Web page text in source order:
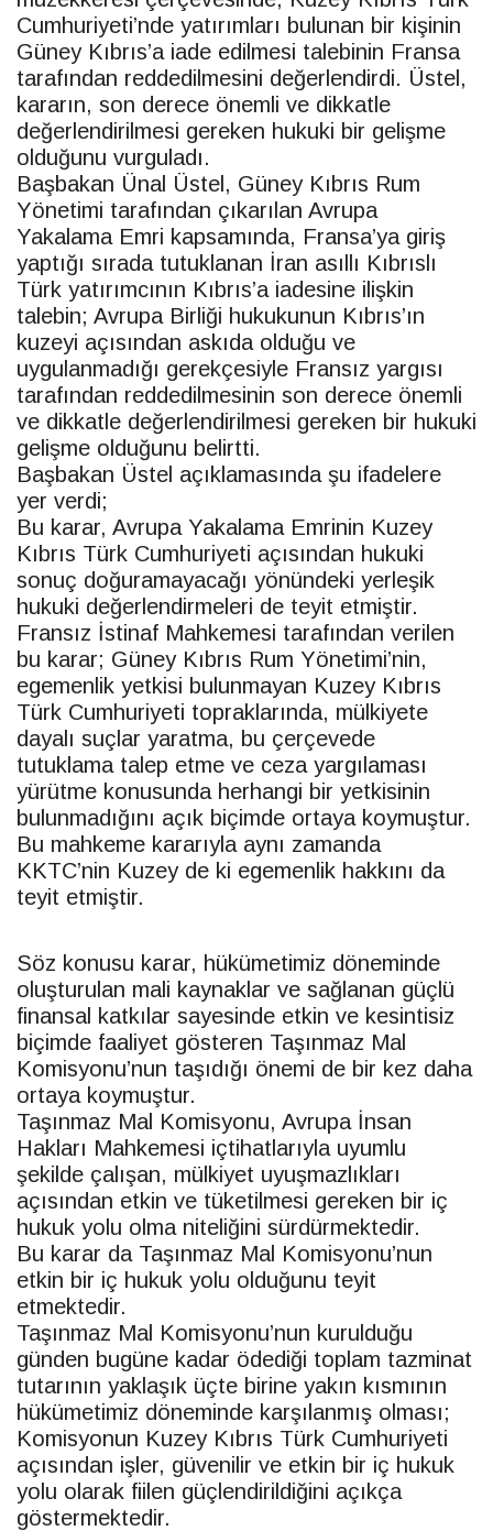
Cumhuriyeti’nde yatırımları bulunan bir kişinin
Güney Kıbrıs’a iade edilmesi talebinin Fransa
tarafından reddedilmesini değerlendirdi. Üstel,
kararın, son derece önemli ve dikkatle
değerlendirilmesi gereken hukuki bir gelişme
olduğunu vurguladı.
Başbakan Ünal Üstel, Güney Kıbrıs Rum
Yönetimi tarafından çıkarılan Avrupa
Yakalama Emri kapsamında, Fransa’ya giriş
yaptığı sırada tutuklanan İran asıllı Kıbrıslı
Türk yatırımcının Kıbrıs’a iadesine ilişkin
talebin; Avrupa Birliği hukukunun Kıbrıs’ın
kuzeyi açısından askıda olduğu ve
uygulanmadığı gerekçesiyle Fransız yargısı
tarafından reddedilmesinin son derece önemli
ve dikkatle değerlendirilmesi gereken bir hukuki
gelişme olduğunu belirtti.
Başbakan Üstel açıklamasında şu ifadelere
yer verdi;
Bu karar, Avrupa Yakalama Emrinin Kuzey
Kıbrıs Türk Cumhuriyeti açısından hukuki
sonuç doğuramayacağı yönündeki yerleşik
hukuki değerlendirmeleri de teyit etmiştir.
Fransız İstinaf Mahkemesi tarafından verilen
bu karar; Güney Kıbrıs Rum Yönetimi’nin,
egemenlik yetkisi bulunmayan Kuzey Kıbrıs
Türk Cumhuriyeti topraklarında, mülkiyete
dayalı suçlar yaratma, bu çerçevede
tutuklama talep etme ve ceza yargılaması
yürütme konusunda herhangi bir yetkisinin
bulunmadığını açık biçimde ortaya koymuştur.
Bu mahkeme kararıyla aynı zamanda
KKTC’nin Kuzey de ki egemenlik hakkını da
teyit etmiştir.
Söz konusu karar, hükümetimiz döneminde
oluşturulan mali kaynaklar ve sağlanan güçlü
finansal katkılar sayesinde etkin ve kesintisiz
biçimde faaliyet gösteren Taşınmaz Mal
Komisyonu’nun taşıdığı önemi de bir kez daha
ortaya koymuştur.
Taşınmaz Mal Komisyonu, Avrupa İnsan
Hakları Mahkemesi içtihatlarıyla uyumlu
şekilde çalışan, mülkiyet uyuşmazlıkları
açısından etkin ve tüketilmesi gereken bir iç
hukuk yolu olma niteliğini sürdürmektedir.
Bu karar da Taşınmaz Mal Komisyonu’nun
etkin bir iç hukuk yolu olduğunu teyit
etmektedir.
Taşınmaz Mal Komisyonu’nun kurulduğu
günden bugüne kadar ödediği toplam tazminat
tutarının yaklaşık üçte birine yakın kısmının
hükümetimiz döneminde karşılanmış olması;
Komisyonun Kuzey Kıbrıs Türk Cumhuriyeti
açısından işler, güvenilir ve etkin bir iç hukuk
yolu olarak fiilen güçlendirildiğini açıkça
göstermektedir.